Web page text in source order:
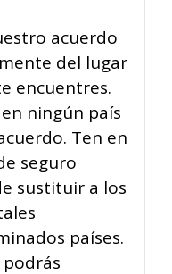
acuerdo
del lugar
encuentres.
ningún país
Ten en
seguro
sustituir a los
países.